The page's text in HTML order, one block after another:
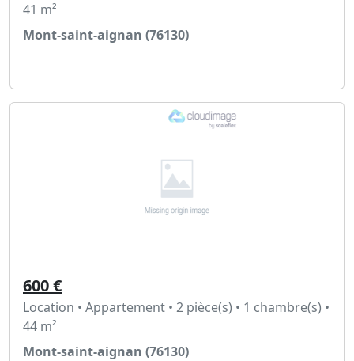
41 m²
Mont-saint-aignan (76130)
600 €
Location • Appartement • 2 pièce(s) • 1 chambre(s) •
44 m²
Mont-saint-aignan (76130)